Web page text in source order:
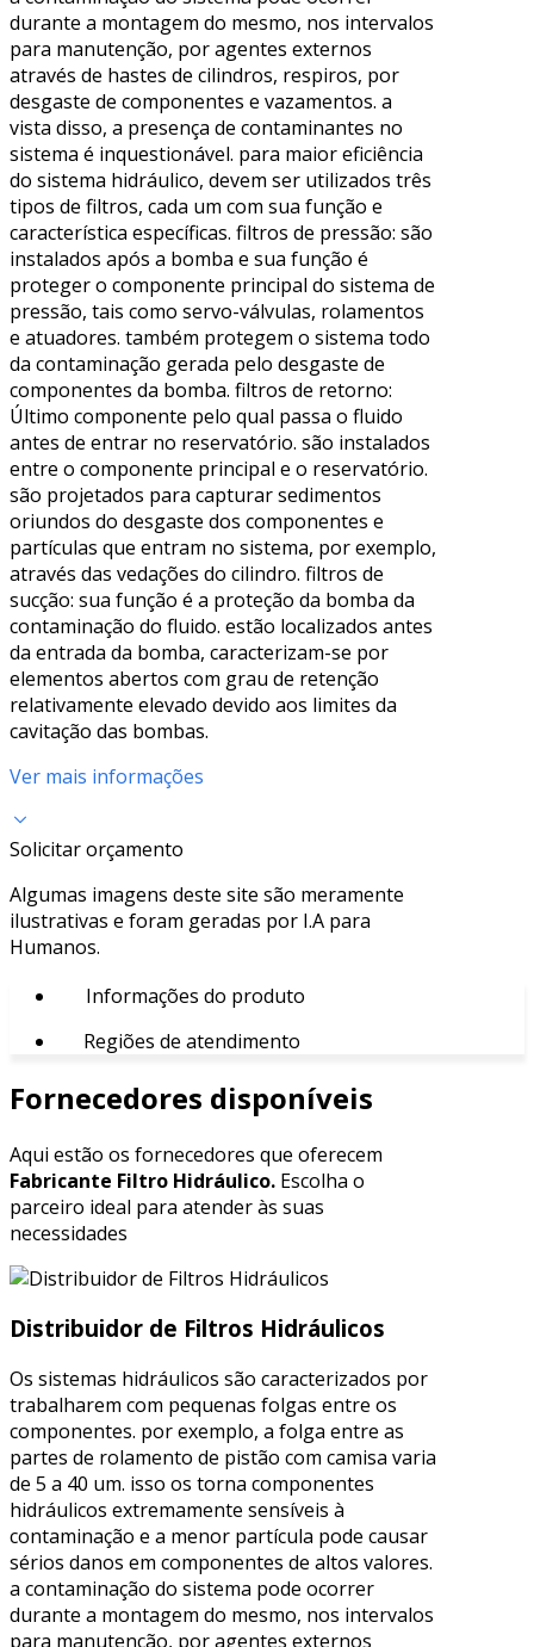
durante a montagem do mesmo, nos intervalos
para manutenção, por agentes externos
através de hastes de cilindros, respiros, por
desgaste de componentes e vazamentos. a
vista disso, a presença de contaminantes no
sistema é inquestionável. para maior eficiência
do sistema hidráulico, devem ser utilizados três
tipos de filtros, cada um com sua função e
característica específicas. filtros de pressão: são
instalados após a bomba e sua função é
proteger o componente principal do sistema de
pressão, tais como servo-válvulas, rolamentos
e atuadores. também protegem o sistema todo
da contaminação gerada pelo desgaste de
componentes da bomba. filtros de retorno:
Último componente pelo qual passa o fluido
antes de entrar no reservatório. são instalados
entre o componente principal e o reservatório.
são projetados para capturar sedimentos
oriundos do desgaste dos componentes e
partículas que entram no sistema, por exemplo,
através das vedações do cilindro. filtros de
sucção: sua função é a proteção da bomba da
contaminação do fluido. estão localizados antes
da entrada da bomba, caracterizam-se por
elementos abertos com grau de retenção
relativamente elevado devido aos limites da
cavitação das bombas.
Ver mais informações
Solicitar orçamento
Algumas imagens deste site são meramente
ilustrativas e foram geradas por I.A para
Humanos.
Informações do produto
Regiões de atendimento
Fornecedores disponíveis
Aqui estão os fornecedores que oferecem
Fabricante Filtro Hidráulico. Escolha o
parceiro ideal para atender às suas
necessidades
Distribuidor de Filtros Hidráulicos
Os sistemas hidráulicos são caracterizados por
trabalharem com pequenas folgas entre os
componentes. por exemplo, a folga entre as
partes de rolamento de pistão com camisa varia
de 5 a 40 um. isso os torna componentes
hidráulicos extremamente sensíveis à
contaminação e a menor partícula pode causar
sérios danos em componentes de altos valores.
a contaminação do sistema pode ocorrer
durante a montagem do mesmo, nos intervalos
para manutenção, por agentes externos